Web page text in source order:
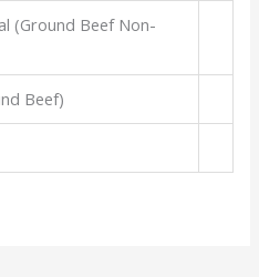
(Ground Beef Non-
Beef)